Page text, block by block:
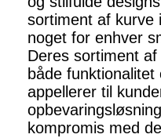
sortiment af kurve
noget for enhver
Deres sortiment
både
appellerer til
kompromis med